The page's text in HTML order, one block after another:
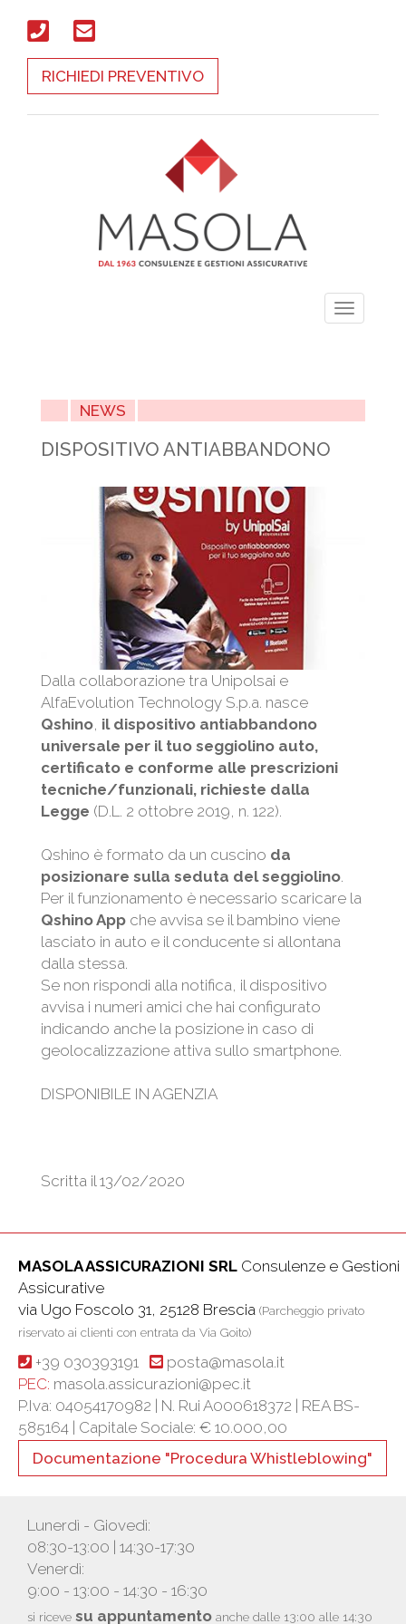
RICHIEDI PREVENTIVO
Toggle
NEWS
DISPOSITIVO ANTIABBANDONO
Dalla collaborazione tra Unipolsai e
AlfaEvolution Technology S.p.a. nasce
Qshino il dispositivo antiabbandono
universale per il tuo seggiolino auto,
certificato e conforme alle prescrizioni
tecniche/funzionali, richieste dalla
Legge (D.L. 2 ottobre 2019, n. 122).
Qshino è formato da un cuscino da
posizionare sulla seduta del seggiolino
Per il funzionamento è necessario scaricare la
Qshino App che avvisa se il bambino viene
lasciato in auto e il conducente si allontana
dalla stessa.
Se non rispondi alla notifica, il dispositivo
avvisa i numeri amici che hai configurato
indicando anche la posizione in caso di
geolocalizzazione attiva sullo smartphone.
DISPONIBILE IN AGENZIA
Scritta il 13/02/2020
MASOLA ASSICURAZIONI SRL Consulenze e Gestioni
Assicurative
via Ugo Foscolo 31, 25128 Brescia (Parcheggio privato
riservato ai clienti con entrata da Via Goito)
+39 030393191
posta@masola.it
PEC: masola.assicurazioni@pec.it
P.Iva: 04054170982 | N. Rui A000618372 | REA BS-
585164 | Capitale Sociale: € 10.000,00
Documentazione "Procedura Whistleblowing"
Lunerdì - Giovedì:
08:30-13:00 | 14:30-17:30
Venerdì:
9:00 - 13:00 - 14:30 - 16:30
si riceve su appuntamento anche dalle 13:00 alle 14:30